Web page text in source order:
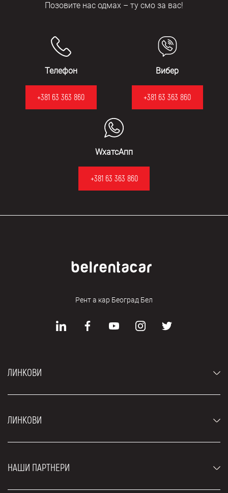
Позовите нас одмах – ту смо за вас!
Телефон
+381 63 363 860
Вибер
+381 63 363 860
WхатсАпп
+381 63 363 860
Рент а кар Београд Бел
ЛИНКОВИ
Луксузни аутомобили
ЛИНКОВИ
Блог
НАШИ ПАРТНЕРИ